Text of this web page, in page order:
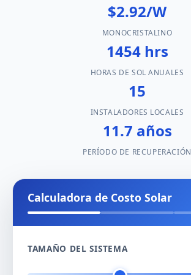
$2.92/W
MONOCRISTALINO
1454 hrs
HORAS DE SOL ANUALES
15
INSTALADORES LOCALES
11.7 años
PERÍODO DE RECUPERACIÓN
Calculadora de Costo Solar
TAMAÑO DEL SISTEMA